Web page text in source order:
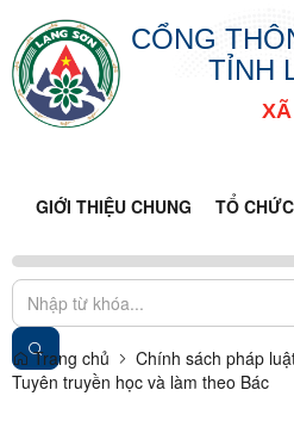
CỔNG
TỈNH
GIỚI THIỆU CHUNG TỔ
Trang chủ
Chính sách pháp
Tuyên truyền học và làm theo Bác